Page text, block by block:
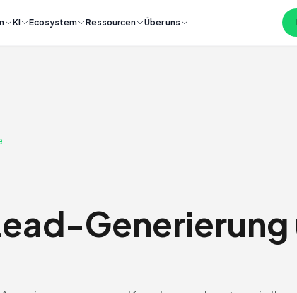
KI Ecosystem Ressourcen Über uns
Generierung